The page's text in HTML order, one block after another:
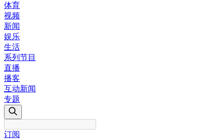
体育
视频
新闻
娱乐
生活
系列节目
直播
播客
互动新闻
专题
订阅